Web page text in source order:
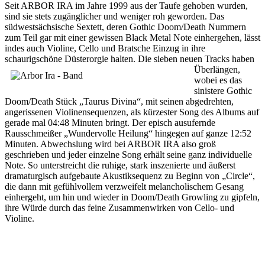
Seit ARBOR IRA im Jahre 1999 aus der Taufe gehoben wurden,
sind sie stets zugänglicher und weniger roh geworden. Das
südwestsächsische Sextett, deren Gothic Doom/Death Nummern
zum Teil gar mit einer gewissen Black Metal Note einhergehen, lässt
indes auch Violine, Cello und Bratsche Einzug in ihre
schaurigschöne Düsterorgie halten. Die sieben neuen Tracks haben
Überlängen,
wobei es das
sinistere Gothic
Doom/Death Stück „Taurus Divina“, mit seinen abgedrehten,
angerissenen Violinensequenzen, als kürzester Song des Albums auf
gerade mal 04:48 Minuten bringt. Der episch ausufernde
Rausschmeißer „Wundervolle Heilung“ hingegen auf ganze 12:52
Minuten. Abwechslung wird bei ARBOR IRA also groß
geschrieben und jeder einzelne Song erhält seine ganz individuelle
Note. So unterstreicht die ruhige, stark inszenierte und äußerst
dramaturgisch aufgebaute Akustiksequenz zu Beginn von „Circle“,
die dann mit gefühlvollem verzweifelt melancholischem Gesang
einhergeht, um hin und wieder in Doom/Death Growling zu gipfeln,
ihre Würde durch das feine Zusammenwirken von Cello- und
Violine.